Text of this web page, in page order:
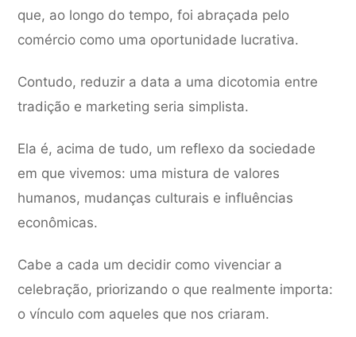
que, ao longo do tempo, foi abraçada pelo
comércio como uma oportunidade lucrativa.
Contudo, reduzir a data a uma dicotomia entre
tradição e marketing seria simplista.
Ela é, acima de tudo, um reflexo da sociedade
em que vivemos: uma mistura de valores
humanos, mudanças culturais e influências
econômicas.
Cabe a cada um decidir como vivenciar a
celebração, priorizando o que realmente importa:
o vínculo com aqueles que nos criaram.